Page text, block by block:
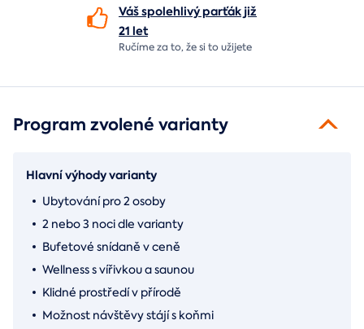
Váš spolehlivý parťák již
21 let
Ručíme za to,že si to užijete
Program zvolené varianty
Hlavní výhody varianty
Ubytování pro 2 osoby
2 nebo 3 noci dle varianty
Bufetové snídaně v ceně
Wellness s vířivkou a saunou
Klidné prostředí v přírodě
Možnost návštěvy stájí s koňmi